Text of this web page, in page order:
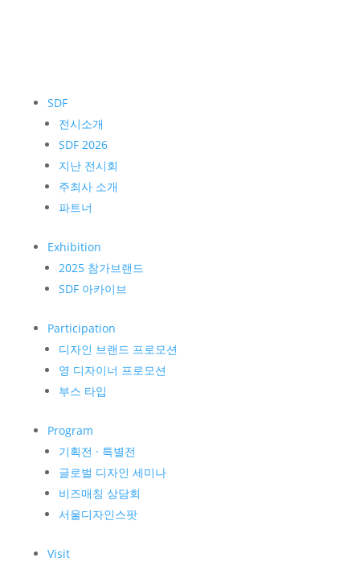
SDF
전시소개
SDF 2026
지난 전시회
주최사 소개
파트너
Exhibition
2025 참가브랜드
SDF 아카이브
Participation
디자인 브랜드 프로모션
영 디자이너 프로모션
부스 타입
Program
기획전 · 특별전
글로벌 디자인 세미나
비즈매칭 상담회
서울디자인스팟
Visit